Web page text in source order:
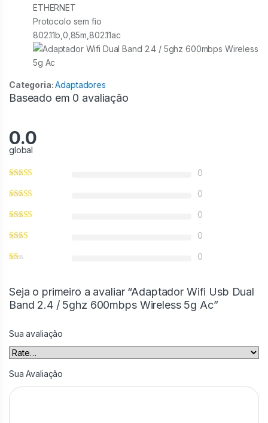
ETHERNET
Protocolo sem fio
802.11b,0,85m,802.11ac
Categoria:Adaptadores
Baseado em 0 avaliação
0.0
global
0
0
0
0
0
Seja o primeiro a avaliar “Adaptador Wifi Usb Dual
Band 2.4 / 5ghz 600mbps Wireless 5g Ac”
Sua avaliação
Sua Avaliação